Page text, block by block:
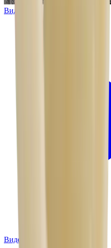
Видео
Видео с объекта: процесс